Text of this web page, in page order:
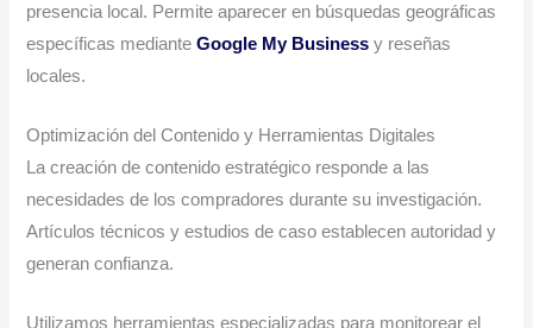
presencia local. Permite aparecer en búsquedas geográficas
específicas medianteGoogle My Business y reseñas
locales.
Optimización del Contenido y Herramientas Digitales
La creación de contenido estratégico responde a las
necesidades de los compradores durante su investigación.
Artículos técnicos y estudios de caso establecen autoridad y
generan confianza.
Utilizamos herramientas especializadas para monitorear el